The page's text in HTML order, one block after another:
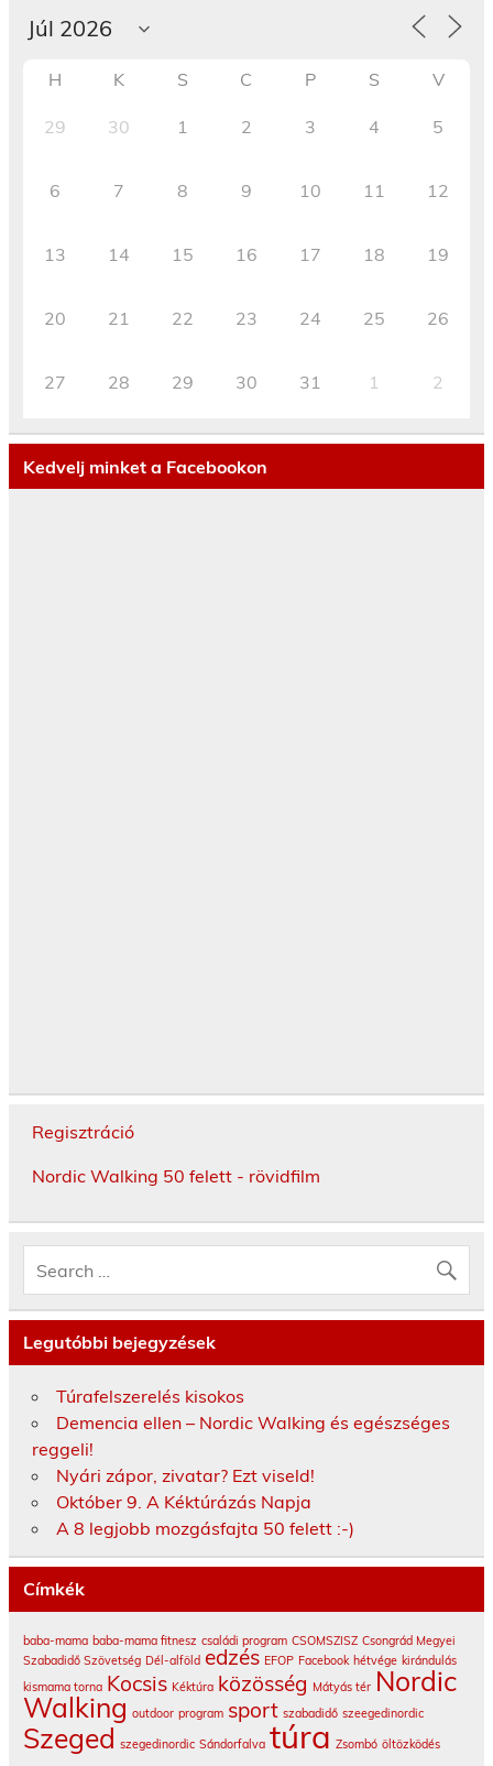
H K S C P S V
29 30 1 2 3 4 5
6 7 8 9 10 11 12
13 14 15 16 17 18 19
20 21 22 23 24 25 26
27 28 29 30 31 1 2
Kedvelj minket a Facebookon
Regisztráció
Nordic Walking 50 felett - rövidfilm
Legutóbbi bejegyzések
Túrafelszerelés kisokos
Demencia ellen – Nordic Walking és egészséges
reggeli!
Nyári zápor, zivatar? Ezt viseld!
Október 9. A Kéktúrázás Napja
A 8 legjobb mozgásfajta 50 felett :-)
Címkék
baba-mama baba-mama fitnesz családi program CSOMSZISZ Csongrád Megyei
Szabadidő Szövetség Dél-alföld edzés EFOP Facebook hétvége kirándulás
kismama torna Kocsis Kéktúra közösség Mátyás tér Nordic
Walking outdoor program sport szabadidő szeegedinordic
Szeged szegedinordic Sándorfalva túra Zsombó öltözködés